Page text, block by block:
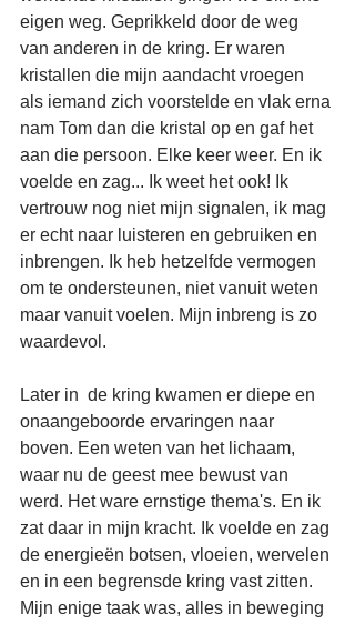
eigen weg. Geprikkeld door de weg
van anderen in de kring. Er waren
kristallen die mijn aandacht vroegen
als iemand zich voorstelde en vlak erna
nam Tom dan die kristal op en gaf het
aan die persoon. Elke keer weer. En ik
voelde en zag... Ik weet het ook! Ik
vertrouw nog niet mijn signalen, ik mag
er echt naar luisteren en gebruiken en
inbrengen. Ik heb hetzelfde vermogen
om te ondersteunen, niet vanuit weten
maar vanuit voelen. Mijn inbreng is zo
waardevol.
Later in  de kring kwamen er diepe en
onaangeboorde ervaringen naar
boven. Een weten van het lichaam,
waar nu de geest mee bewust van
werd. Het ware ernstige thema's. En ik
zat daar in mijn kracht. Ik voelde en zag
de energieën botsen, vloeien, wervelen
en in een begrensde kring vast zitten.
Mijn enige taak was, alles in beweging